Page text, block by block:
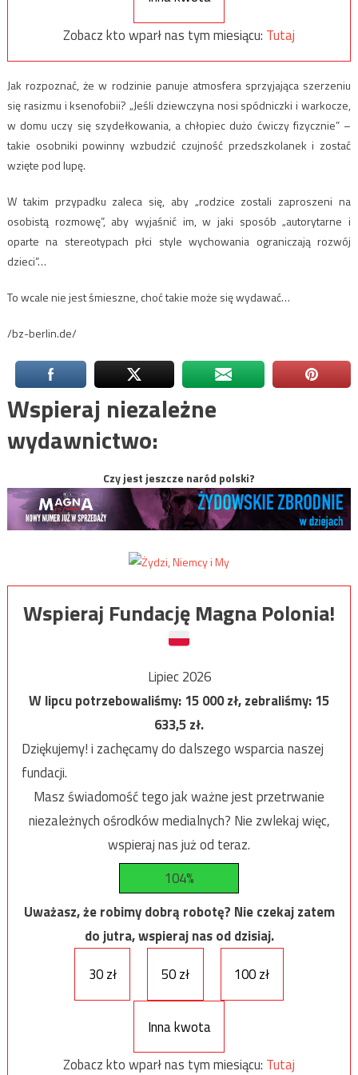
Zobacz kto wparł nas tym miesiącu: Tutaj
Jak rozpoznać, że w rodzinie panuje atmosfera sprzyjająca szerzeniu
się rasizmu i ksenofobii? „Jeśli dziewczyna nosi spódniczki i warkocze,
w domu uczy się szydełkowania, a chłopiec dużo ćwiczy fizycznie” –
takie osobniki powinny wzbudzić czujność przedszkolanek i zostać
wzięte pod lupę.
W takim przypadku zaleca się, aby „rodzice zostali zaproszeni na
osobistą rozmowę”, aby wyjaśnić im, w jaki sposób „autorytarne i
oparte na stereotypach płci style wychowania ograniczają rozwój
dzieci”…
To wcale nie jest śmieszne, choć takie może się wydawać…
/bz-berlin.de/
Wspieraj niezależne
wydawnictwo:
Czy jest jeszcze naród polski?
Wspieraj Fundację Magna Polonia!
Lipiec 2026
W lipcu potrzebowaliśmy:15 000zł, zebraliśmy:15
633,5zł.
Dziękujemy! i zachęcamy do dalszego wsparcia naszej
fundacji.
Masz świadomość tego jak ważne jest przetrwanie
niezależnych ośrodków medialnych? Nie zwlekaj więc,
wspieraj nas już od teraz.
104%
Uważasz, że robimy dobrą robotę? Nie czekaj zatem
do jutra, wspieraj nas od dzisiaj.
30 zł
50 zł 100 zł
Inna kwota
Zobacz kto wparł nas tym miesiącu: Tutaj